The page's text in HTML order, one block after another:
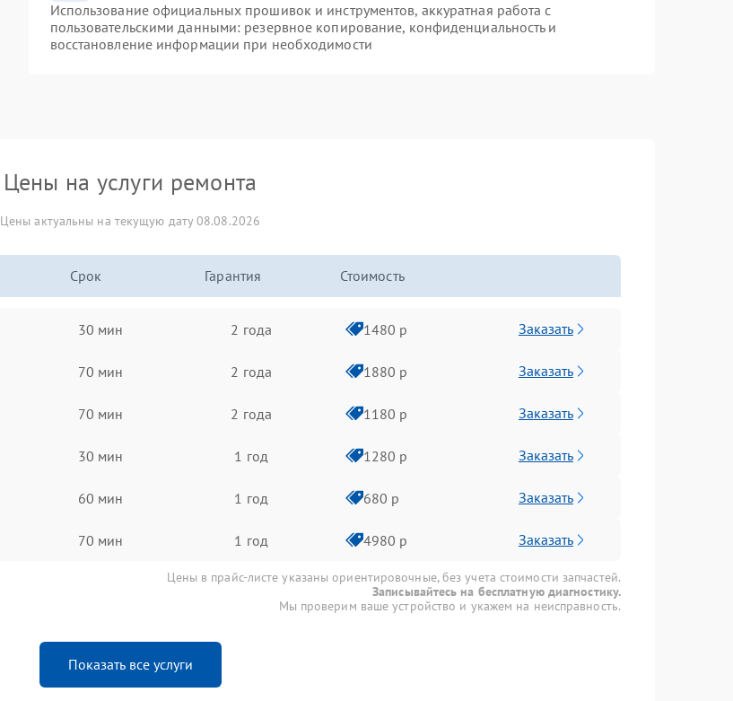
Использование официальных прошивок и инструментов, аккуратная работа с
пользовательскими данными: резервное копирование, конфиденциальность и
восстановление информации при необходимости
Цены на услуги ремонта
Цены актуальны на текущую дату 08.08.2026
Срок Гарантия Стоимость
30 мин 2 года 1480 р Заказать
70 мин 2 года 1880 р Заказать
70 мин 2 года 1180 р Заказать
30 мин 1 год 1280 р Заказать
60 мин 1 год 680 р Заказать
70 мин 1 год 4980 р Заказать
Цены в прайс-листе указаны ориентировочные, без учета стоимости запчастей.
Записывайтесь на бесплатную диагностику.
Мы проверим ваше устройство и укажем на неисправность.
Показать все услуги